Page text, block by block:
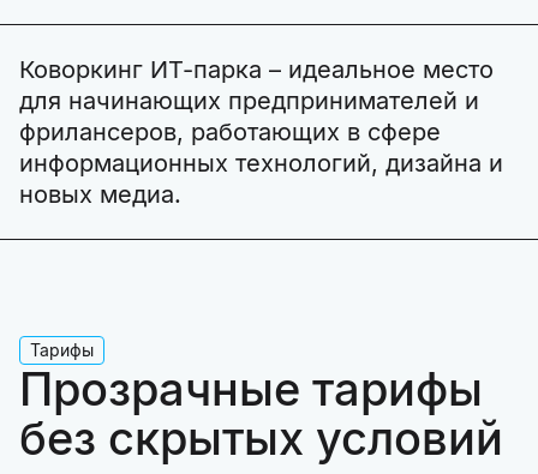
Коворкинг ИТ-парка – идеальное место
для начинающих предпринимателей и
фрилансеров, работающих в сфере
информационных технологий, дизайна и
новых медиа.
Тарифы
Прозрачные тарифы
без скрытых условий